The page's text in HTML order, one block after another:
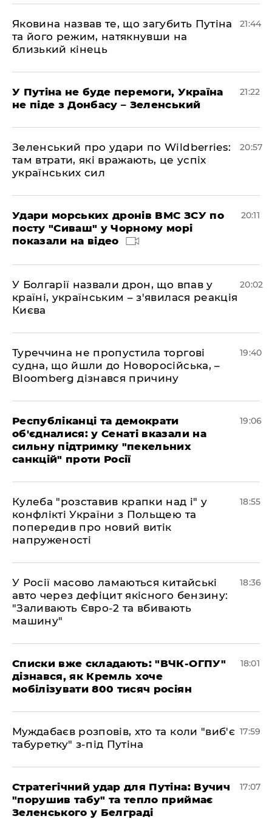
Яковина назвав те, що загубить Путіна
та його режим, натякнувши на
близький кінець
21:44
У Путіна не буде перемоги, Україна
не піде з Донбасу – Зеленський
21:22
Зеленський про удари по Wildberries:
там втрати, які вражають, це успіх
українських сил
20:57
Удари морських дронів ВМС ЗСУ по
посту "Сиваш" у Чорному морі
показали на відео
20:11
У Болгарії назвали дрон, що впав у
країні, українським – з'явилася реакція
Києва
20:02
Туреччина не пропустила торгові
судна, що йшли до Новоросійська, –
Bloomberg дізнався причину
19:40
Республіканці та демократи
об'єдналися: у Сенаті вказали на
сильну підтримку "пекельних
санкцій" проти Росії
19:06
Кулеба "розставив крапки над і" у
конфлікті України з Польщею та
попередив про новий витік
напруженості
18:55
У Росії масово ламаються китайські
авто через дефіцит якісного бензину:
"Заливають Євро-2 та вбивають
машину"
18:36
Списки вже складають: "ВЧК-ОГПУ"
дізнався, як Кремль хоче
мобілізувати 800 тисяч росіян
18:01
Муждабаєв розповів, хто та коли "виб'є
табуретку" з-під Путіна
17:59
Стратегічний удар для Путіна: Вучич
"порушив табу" та тепло приймає
Зеленського у Белграді
17:07